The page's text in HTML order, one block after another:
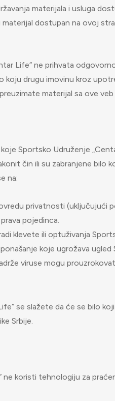
materijala i usluga
materijal dostupan na ovoj
Life“ ne prihvata
koju drugu imovinu kroz
materijal sa ove
Sportsko Udruženje
čin ili su zabranjene bilo
na:
privatnosti (uključujući
pojedinca.
klevete ili optuživanja
koje ugrožava ugled
viruse mogu
se slažete da će se bilo
Srbije.
koristi tehnologiju za